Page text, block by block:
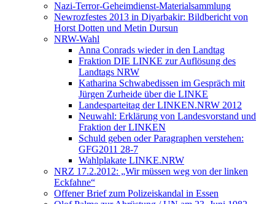
Nazi-Terror-Geheimdienst-Materialsammlung
Newrozfestes 2013 in Diyarbakir: Bildbericht von
Horst Dotten und Metin Dursun
NRW-Wahl
Anna Conrads wieder in den Landtag
Fraktion DIE LINKE zur Auflösung des
Landtags NRW
Katharina Schwabedissen im Gespräch mit
Jürgen Zurheide über die LINKE
Landesparteitag der LINKEN.NRW 2012
Neuwahl: Erklärung von Landesvorstand und
Fraktion der LINKEN
Schuld geben oder Paragraphen verstehen:
GFG2011 28-7
Wahlplakate LINKE.NRW
NRZ 17.2.2012: „Wir müssen weg von der linken
Eckfahne“
Offener Brief zum Polizeiskandal in Essen